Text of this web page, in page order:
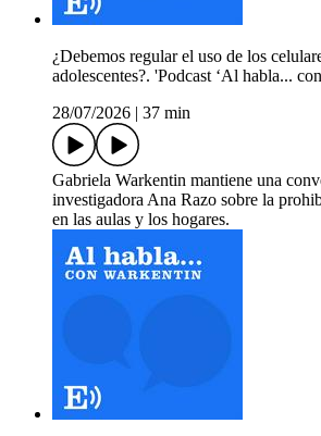
¿Debemos regular el uso de los
adolescentes?. 'Podcast ‘Al habla...
28/07/2026
37 min
Gabriela Warkentin mantiene una
investigadora Ana Razo sobre la
en las aulas y los hogares.